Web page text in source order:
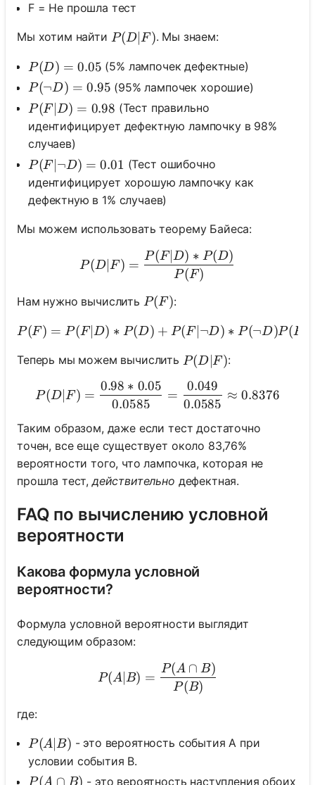
F = Не прошла тест
Мы хотим найти P(D|F)
P(D ∣F). Мы знаем:
P(D) = 0.05
P(D) = 0.05 (5% лампочек дефектные)
P(\neg D) = 0.95
P(¬D) = 0.95 (95% лампочек хорошие)
P(F|D) = 0.98
P(F∣ D) = 0.98 (Тест правильно
идентифицирует дефектную лампочку в 98%
случаев)
P(F|\neg D) = 0.01
P(F∣¬D) = 0.01 (Тест ошибочно
идентифицирует хорошую лампочку как
дефектную в 1% случаев)
Мы можем использовать теорему Байеса:
P(D|F) = \frac{P(F|D) *
P(D∣F) =
P(F)
P(F∣D) ∗ P(D)
Нам нужно вычислить P(F)
P(F ):
P(F) = P(F∣D) ∗ P(D) + P(F ∣¬D) ∗ P(¬D)P (F
Теперь мы можем вычислить P(D|F)
P(D ∣F):
P(D|F) = \frac{0.98 *
P (D ∣F) =
0.0585
0.98 ∗ 0.05
=
0.0585
0.049
≈ 0.8376
Таким образом, даже если тест достаточно
точен, все еще существует около 83,76%
вероятности того, что лампочка, которая не
прошла тест, действительно дефектная.
FAQ по вычислению условной
вероятности
Какова формула условной
вероятности?
Формула условной вероятности выглядит
следующим образом:
P(A|B) = \frac{P(A \cap
P(A∣ B) =
P(B)
P(A ∩ B)
где:
P(A|B)
P(A∣B) - это вероятность события A при
условии события B.
P(A \cap B)
P(A ∩ B) - это вероятность наступления обоих